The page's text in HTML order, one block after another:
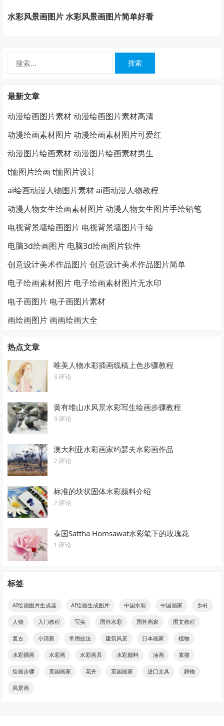
水彩风景画图片 水彩风景画图片简单好看
最新文章
动漫绘画图片素材 动漫绘画图片素材高清
动漫绘画素材图片 动漫绘画素材图片可爱红
动漫图片绘画素材 动漫图片绘画素材男生
t恤图片绘画 t恤图片设计
ai绘画动漫人物图片素材 ai画动漫人物教程
动漫人物女生绘画素材图片 动漫人物女生图片手绘铅笔
电视背景墙绘画图片 电视背景墙图片手绘
电脑3d绘画图片 电脑3d绘画图片软件
创意设计美术作品图片 创意设计美术作品图片简单
电子绘画素材图片 电子绘画素材图片无水印
电子画图片 电子画图片素材
画绘画图片 画画绘画大全
热点文章
唯美人物水彩插画线稿上色步骤教程
3 评论
黄有维山水风景水彩写生绘画步骤教程
3 评论
澳大利亚水彩画家约瑟夫水彩画作品
2 评论
标准的块状固体水彩颜料介绍
2 评论
泰国Sattha Homsawat水彩笔下的玫瑰花
1 评论
标签
AI绘画图片生成器 AI绘画生成图片 中国水彩 中国画家 乡村
人物 入门教程 写实 国外水彩 国外画家 图文教程
复古 小清新 常用技法 建筑风景 日本画家 植物
水彩插画 水彩画 水彩画具 水彩颜料 油画 素描
绘画步骤 美国画家 花卉 英国画家 进口文具 静物
风景画